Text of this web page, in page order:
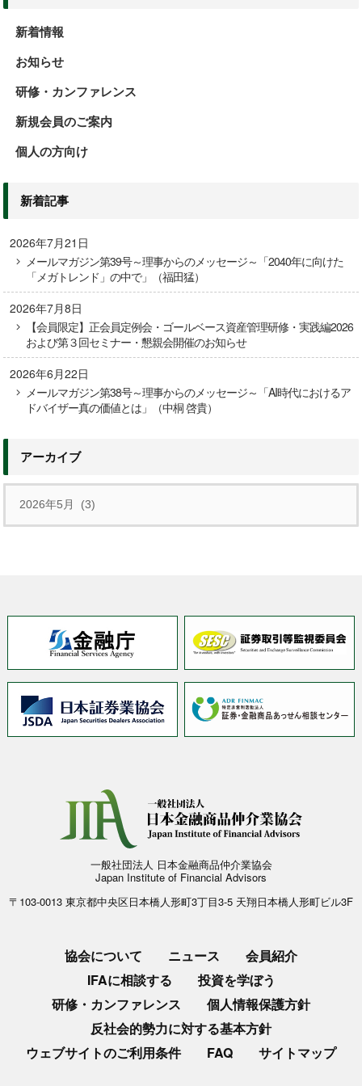
新着情報
お知らせ
研修・カンファレンス
新規会員のご案内
個人の方向け
新着記事
2026年7月21日
メールマガジン第39号～理事からのメッセージ～「2040年に向けた
「メガトレンド」の中で」（福田猛）
2026年7月8日
【会員限定】正会員定例会・ゴールベース資産管理研修・実践編2026
および第３回セミナー・懇親会開催のお知らせ
2026年6月22日
メールマガジン第38号～理事からのメッセージ～「AI時代におけるア
ドバイザー真の価値とは」（中桐 啓貴）
アーカイブ
一般社団法人 日本金融商品仲介業協会
Japan Institute of Financial Advisors
〒103-0013 東京都中央区日本橋人形町3丁目3-5 天翔日本橋人形町ビル3F
協会について ニュース
会員紹介
IFAに相談する
投資を学ぼう
研修・カンファレンス
個人情報保護方針
反社会的勢力に対する基本方針
ウェブサイトのご利用条件
FAQ サイトマップ